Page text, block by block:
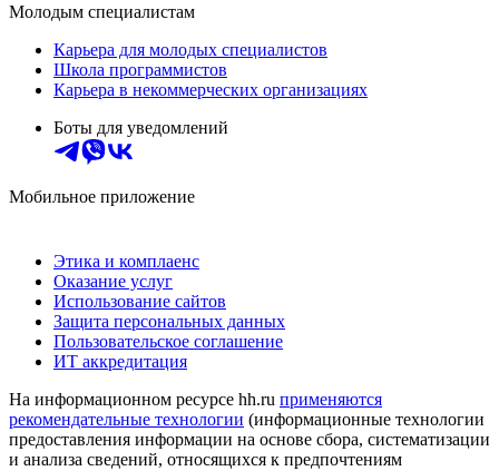
Молодым специалистам
Карьера для молодых специалистов
Школа программистов
Карьера в некоммерческих организациях
Боты для уведомлений
Мобильное приложение
Этика и комплаенс
Оказание услуг
Использование сайтов
Защита персональных данных
Пользовательское соглашение
ИТ аккредитация
На информационном ресурсе hh.ru применяются
рекомендательные технологии (информационные технологии
предоставления информации на основе сбора, систематизации
и анализа сведений, относящихся к предпочтениям